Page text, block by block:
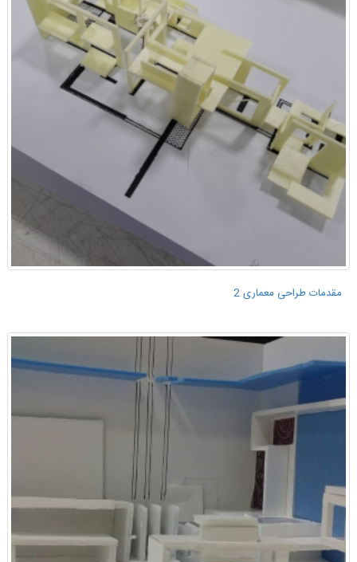
مقدمات طراحی معماری 2